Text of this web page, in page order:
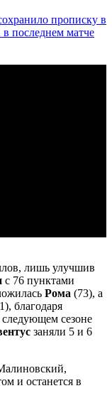
прописку в
последнем матче
лишь улучшив
с 76 пунктами
Рома (73), а
благодаря
сезоне
заняли 5 и 6
и останется в